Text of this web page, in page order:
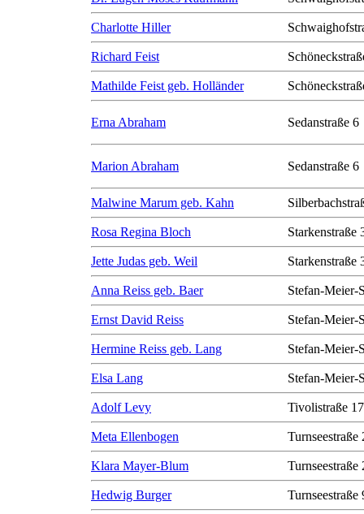
Charlotte Hiller
Richard Feist
Mathilde Feist geb. Holländer
Erna Abraham Sedanstraße 6
Marion Abraham Sedanstraße 6
Malwine Marum geb. Kahn
Rosa Regina Bloch Starkenstraße
Jette Judas geb. Weil Starkenstraße
Anna Reiss geb. Baer Stefan-Meier-
Ernst David Reiss Stefan-Meier-
Hermine Reiss geb. Lang Stefan-Meier-
Elsa Lang Stefan-Meier-
Adolf Levy Tivolistraße 17
Meta Ellenbogen Turnseestraße
Klara Mayer-Blum Turnseestraße
Hedwig Burger Turnseestraße